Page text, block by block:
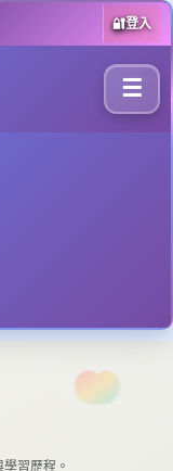
🔐登入
☰
習歷程。